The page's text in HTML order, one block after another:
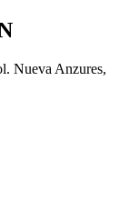
Nueva Anzures,